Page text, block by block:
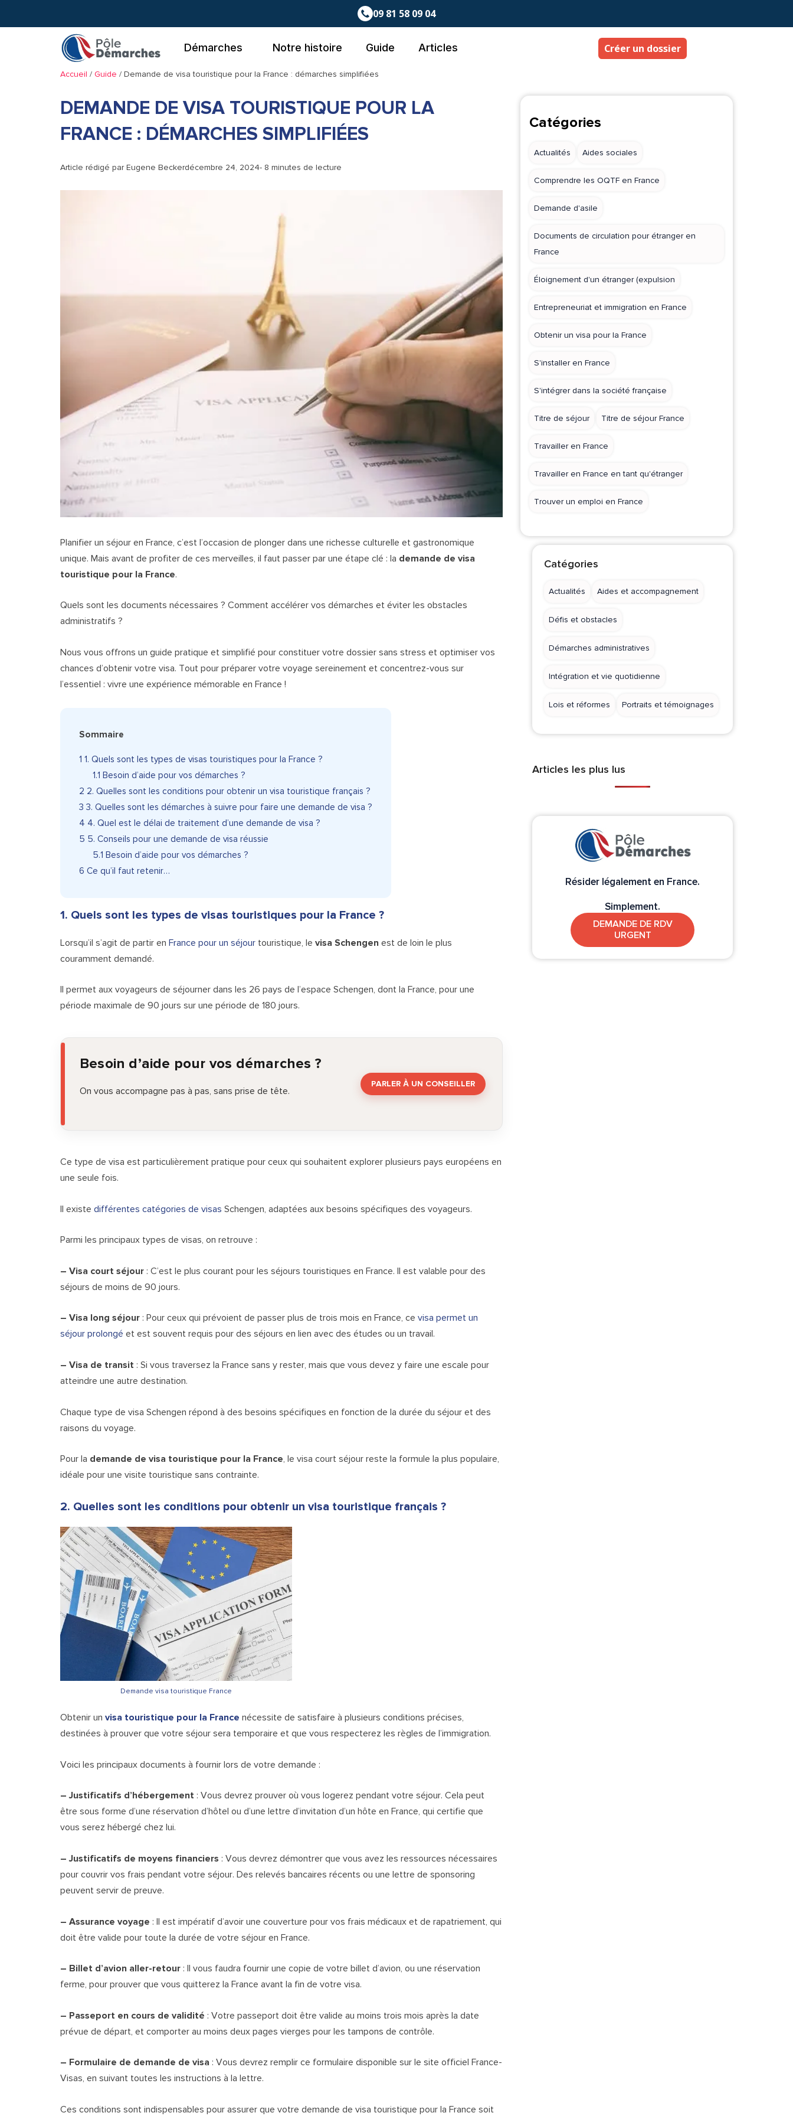
09 81 58 09 04
Démarches Notre histoire Guide Articles Créer un dossier
Accueil / Guide / Demande de visa touristique pour la France : démarches simplifiées
DEMANDE DE VISA TOURISTIQUE POUR LA
FRANCE : DÉMARCHES SIMPLIFIÉES
Article rédigé parEugene Beckerdécembre 24, 2024- 8 minutes de lecture
Planifier un séjour en France, c’est l’occasion de plonger dans une richesse culturelle et gastronomique
unique. Mais avant de profiter de ces merveilles, il faut passer par une étape clé : la demande de visa
touristique pour la France.
Quels sont les documents nécessaires ? Comment accélérer vos démarches et éviter les obstacles
administratifs ?
Nous vous offrons un guide pratique et simplifié pour constituer votre dossier sans stress et optimiser vos
chances d’obtenir votre visa. Tout pour préparer votre voyage sereinement et concentrez-vous sur
l’essentiel : vivre une expérience mémorable en France !
Sommaire
1 1. Quels sont les types de visas touristiques pour la France ?
1.1 Besoin d’aide pour vos démarches ?
2 2. Quelles sont les conditions pour obtenir un visa touristique français ?
3 3. Quelles sont les démarches à suivre pour faire une demande de visa ?
4 4. Quel est le délai de traitement d’une demande de visa ?
5 5. Conseils pour une demande de visa réussie
5.1 Besoin d’aide pour vos démarches ?
6 Ce qu’il faut retenir…
1. Quels sont les types de visas touristiques pour la France ?
Lorsqu’il s’agit de partir en France pour un séjour touristique, le visa Schengen est de loin le plus
couramment demandé.
Il permet aux voyageurs de séjourner dans les 26 pays de l’espace Schengen, dont la France, pour une
période maximale de 90 jours sur une période de 180 jours.
Besoin d’aide pour vos démarches ?
On vous accompagne pas à pas, sans prise de tête.
PARLER À UN CONSEILLER
Ce type de visa est particulièrement pratique pour ceux qui souhaitent explorer plusieurs pays européens en
une seule fois.
Il existe différentes catégories de visas Schengen, adaptées aux besoins spécifiques des voyageurs.
Parmi les principaux types de visas, on retrouve :
– Visa court séjour : C’est le plus courant pour les séjours touristiques en France. Il est valable pour des
séjours de moins de 90 jours.
– Visa long séjour : Pour ceux qui prévoient de passer plus de trois mois en France, ce visa permet un
séjour prolongé et est souvent requis pour des séjours en lien avec des études ou un travail.
– Visa de transit : Si vous traversez la France sans y rester, mais que vous devez y faire une escale pour
atteindre une autre destination.
Chaque type de visa Schengen répond à des besoins spécifiques en fonction de la durée du séjour et des
raisons du voyage.
Pour la demande de visa touristique pour la France, le visa court séjour reste la formule la plus populaire,
idéale pour une visite touristique sans contrainte.
2. Quelles sont les conditions pour obtenir un visa touristique français ?
Demande visa touristique France
Obtenir un visa touristique pour la France nécessite de satisfaire à plusieurs conditions précises,
destinées à prouver que votre séjour sera temporaire et que vous respecterez les règles de l’immigration.
Voici les principaux documents à fournir lors de votre demande :
– Justificatifs d’hébergement : Vous devrez prouver où vous logerez pendant votre séjour. Cela peut
être sous forme d’une réservation d’hôtel ou d’une lettre d’invitation d’un hôte en France, qui certifie que
vous serez hébergé chez lui.
– Justificatifs de moyens financiers : Vous devrez démontrer que vous avez les ressources nécessaires
pour couvrir vos frais pendant votre séjour. Des relevés bancaires récents ou une lettre de sponsoring
peuvent servir de preuve.
– Assurance voyage : Il est impératif d’avoir une couverture pour vos frais médicaux et de rapatriement, qui
doit être valide pour toute la durée de votre séjour en France.
– Billet d’avion aller-retour : Il vous faudra fournir une copie de votre billet d’avion, ou une réservation
ferme, pour prouver que vous quitterez la France avant la fin de votre visa.
– Passeport en cours de validité : Votre passeport doit être valide au moins trois mois après la date
prévue de départ, et comporter au moins deux pages vierges pour les tampons de contrôle.
– Formulaire de demande de visa : Vous devrez remplir ce formulaire disponible sur le site officiel France-
Visas, en suivant toutes les instructions à la lettre.
Ces conditions sont indispensables pour assurer que votre demande de visa touristique pour la France soit
Catégories
Actualités Aides sociales
Comprendre les OQTF en France
Demande d'asile
Documents de circulation pour étranger en
France
Éloignement d'un étranger (expulsion
Entrepreneuriat et immigration en France
Obtenir un visa pour la France
S'installer en France
S'intégrer dans la société française
Titre de séjour Titre de séjour France
Travailler en France
Travailler en France en tant qu'étranger
Trouver un emploi en France
Catégories
Actualités Aides et accompagnement
Défis et obstacles
Démarches administratives
Intégration et vie quotidienne
Lois et réformes Portraits et témoignages
Articles les plus lus
Résider légalement en France.
Simplement.
DEMANDE DE RDV
URGENT